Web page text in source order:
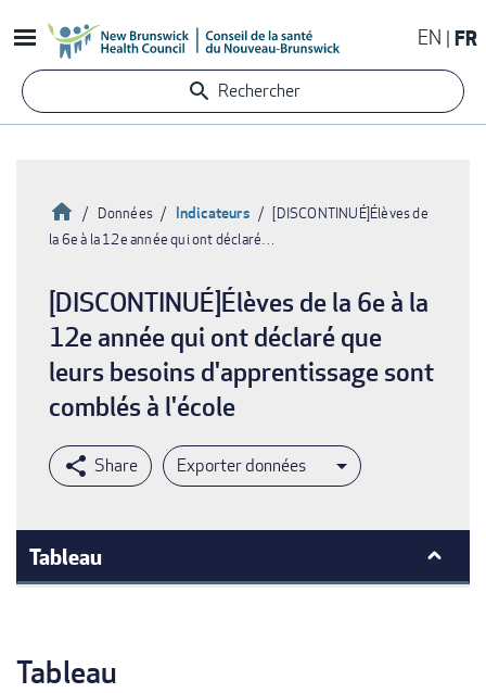
au
contenu
principal
EN FR
Rechercher
d'Ariane
Accueil
Données Indicateurs
[DISCONTINUÉ]Élèves de
la 6e à la 12e année qui ont déclaré…
[DISCONTINUÉ]Élèves de la 6e à la
12e année qui ont déclaré que
leurs besoins d'apprentissage sont
comblés à l'école
Exporter données
Tableau
Tableau